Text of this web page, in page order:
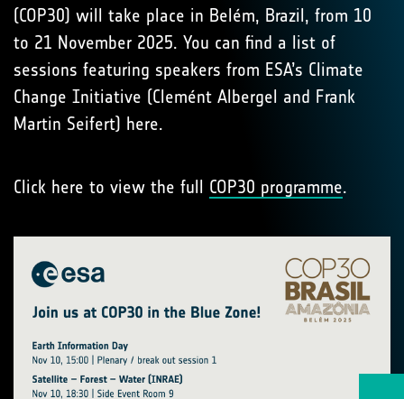
(COP30) will take place in Belém, Brazil, from 10
to 21 November 2025. You can find a list of
sessions featuring speakers from ESA’s Climate
Change Initiative (Clemént Albergel and Frank
Martin Seifert) here.
Click here to view the full COP30 programme.